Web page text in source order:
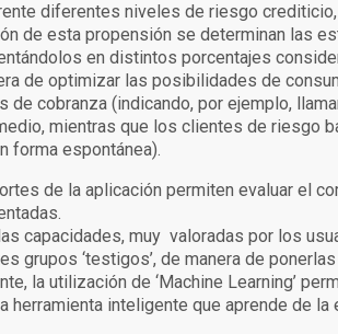
diferentes niveles de riesgo
de esta propensión se determinan las
en distintos porcentajes
de optimizar las posibilidades de
de cobranza (indicando, por ejemplo,
mientras que los clientes de riesgo
forma espontánea).
de la aplicación permiten evaluar el
capacidades, muy valoradas por los
grupos ‘testigos’, de manera de
la utilización de ‘Machine Learning’
herramienta inteligente que aprende de